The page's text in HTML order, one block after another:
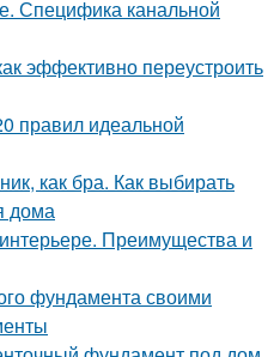
Специфика канальной
эффективно переустроить
правил идеальной
как бра. Как выбирать
дома
Преимущества и
фундамента своими